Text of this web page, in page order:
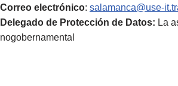
Correo electrónico: salamanca@use-
Delegado de Protección de Datos: La
nogobernamental